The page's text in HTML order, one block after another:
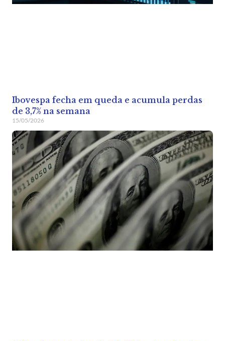
Ibovespa fecha em queda e acumula perdas
de 3,7% na semana
15/05/2026